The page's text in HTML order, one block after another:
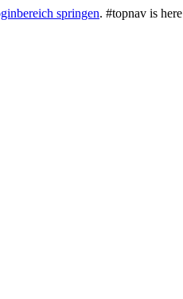
springen. #topnav is here